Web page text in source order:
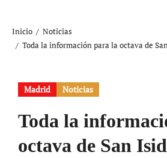
Inicio
Noticias
Toda la información para la octava de
Madrid Noticias
Toda la
octava de San